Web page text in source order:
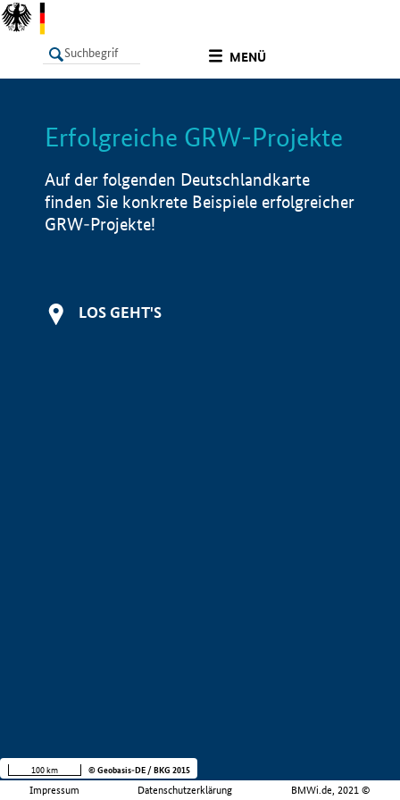
MENÜ
LISTE Info
Erfolgreiche GRW-Projekte
Auf der folgenden Deutschlandkarte
finden Sie konkrete Beispiele erfolgreicher
GRW-Projekte!
LOS GEHT'S
Impressum Datenschutzerklärung BMWi.de, 2021 ©
100 km © Geobasis-DE / BKG 2015